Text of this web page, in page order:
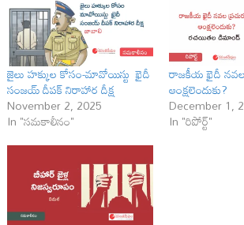
జైలు హక్కుల కోసం-మావోయిస్టు ఖైదీ
సంజయ్ దీపక్ నిరాహార దీక్ష‌
November 2, 2025
In "సమకాలీనం"
రాజ‌కీయ ఖైదీ న‌వ‌ల
ఆంక్ష‌లెందుకు?
December 1,
In "రిపోర్ట్"